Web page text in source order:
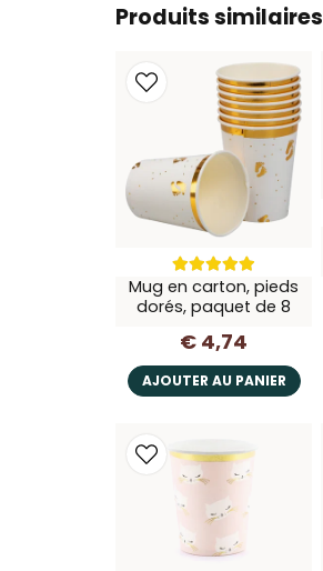
Produits similaires
Mug en carton, pieds
dorés, paquet de 8
€ 4,74
AJOUTER AU PANIER